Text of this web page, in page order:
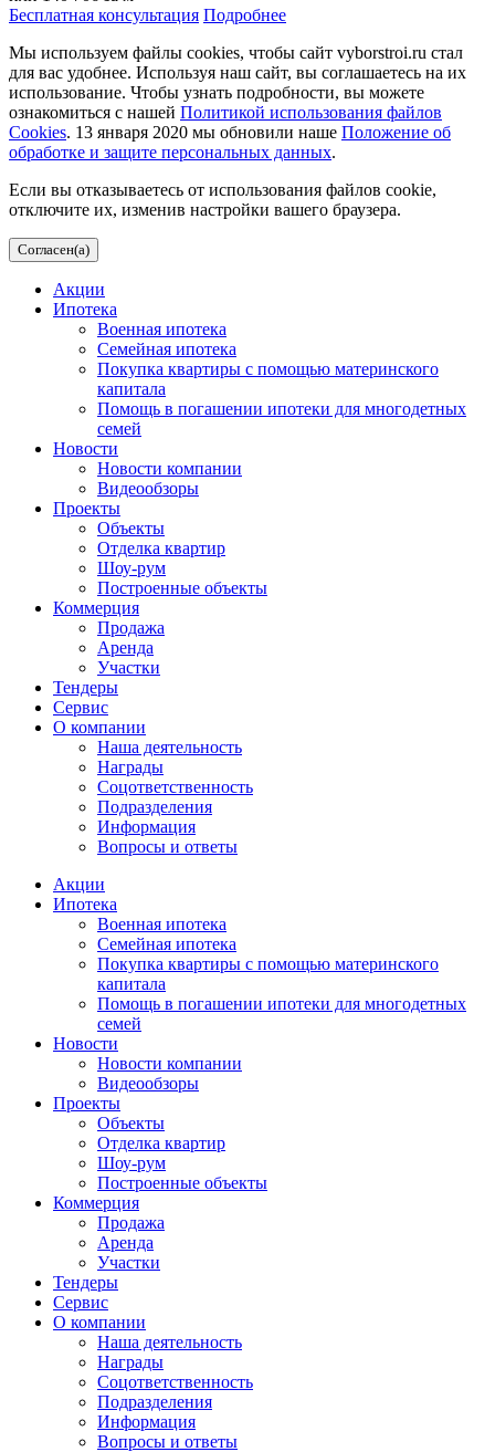
Бесплатная консультация Подробнее
Мы используем файлы cookies, чтобы сайт vyborstroi.ru стал
для вас удобнее. Используя наш сайт, вы соглашаетесь на их
использование. Чтобы узнать подробности, вы можете
ознакомиться с нашей Политикой использования файлов
Cookies. 13 января 2020 мы обновили наше Положение об
обработке и защите персональных данных.
Если вы отказываетесь от использования файлов cookie,
отключите их, изменив настройки вашего браузера.
Согласен(а)
Акции
Ипотека
Военная ипотека
Семейная ипотека
Покупка квартиры с помощью материнского
капитала
Помощь в погашении ипотеки для многодетных
семей
Новости
Новости компании
Видеообзоры
Проекты
Объекты
Отделка квартир
Шоу-рум
Построенные объекты
Коммерция
Продажа
Аренда
Участки
Тендеры
Сервис
О компании
Наша деятельность
Награды
Соцответственность
Подразделения
Информация
Вопросы и ответы
Акции
Ипотека
Военная ипотека
Семейная ипотека
Покупка квартиры с помощью материнского
капитала
Помощь в погашении ипотеки для многодетных
семей
Новости
Новости компании
Видеообзоры
Проекты
Объекты
Отделка квартир
Шоу-рум
Построенные объекты
Коммерция
Продажа
Аренда
Участки
Тендеры
Сервис
О компании
Наша деятельность
Награды
Соцответственность
Подразделения
Информация
Вопросы и ответы